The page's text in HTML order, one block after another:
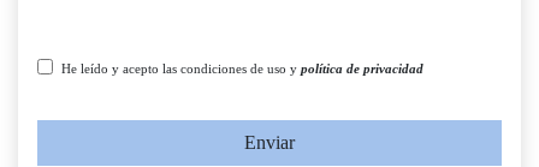
He leído y acepto las condiciones de uso y política de privacidad
Enviar